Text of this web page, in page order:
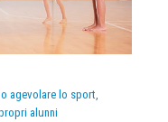
agevolare lo sport,
alunni